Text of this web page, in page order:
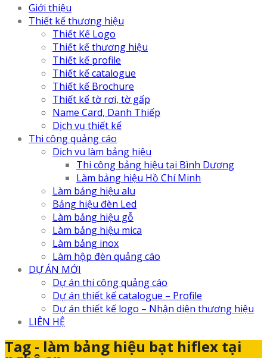
Giới thiệu
Thiết kế thương hiệu
Thiết Kế Logo
Thiết kế thương hiệu
Thiết kế profile
Thiết kế catalogue
Thiết kế Brochure
Thiết kế tờ rơi, tờ gấp
Name Card, Danh Thiếp
Dịch vụ thiết kế
Thi công quảng cáo
Dịch vu làm bảng hiệu
Thi công bảng hiệu tại Bình Dương
Làm bảng hiệu Hồ Chí Minh
Làm bảng hiệu alu
Bảng hiệu đèn Led
Làm bảng hiệu gỗ
Làm bảng hiệu mica
Làm bảng inox
Làm hộp đèn quảng cáo
DỰ ÁN MỚI
Dự án thi công quảng cáo
Dự án thiết kế catalogue – Profile
Dự án thiết kế logo – Nhận diện thương hiệu
LIÊN HỆ
Tag - làm bảng hiệu bạt hiflex tại